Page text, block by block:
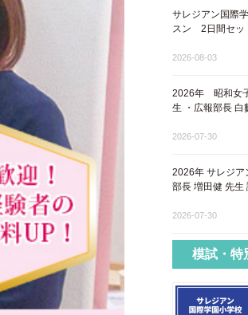
サレジアン国際
スン 2日間セッ
2026-08-03
2026年 昭和女
生 ・広報部長
2026-07-30
2026年 サレジア
部長 増田健 先生
2026-07-30
模試・特